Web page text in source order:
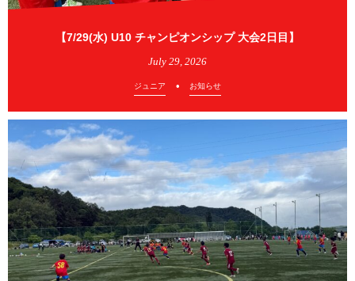
【7/29(水) U10 チャンピオンシップ 大会2日目】
July 29 2026
ジュニア お知らせ